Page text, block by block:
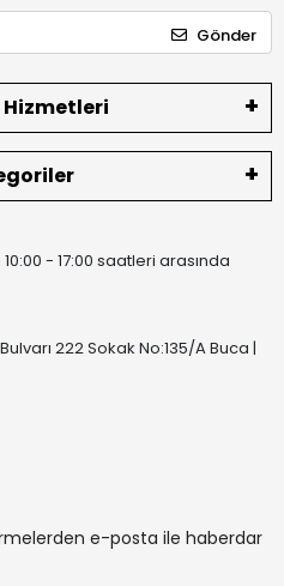
Gönder
- 17:00 saatleri arasında
222 Sokak No:135/A Buca |
e-posta ile haberdar